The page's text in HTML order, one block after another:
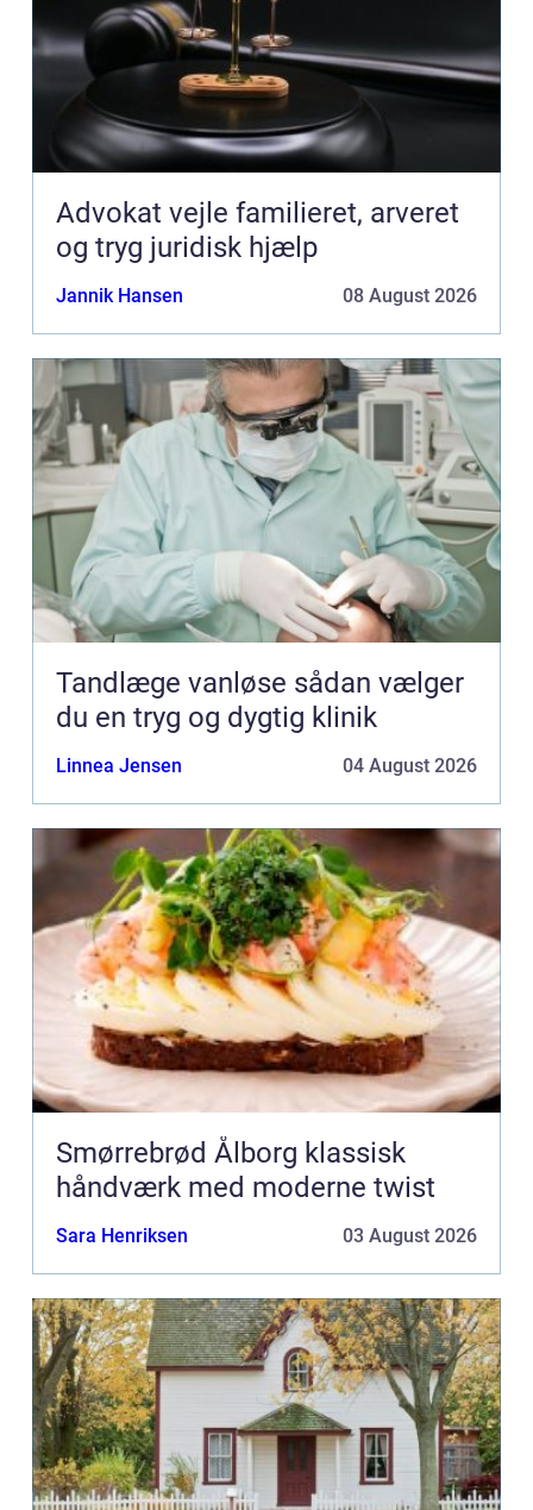
Advokat vejle familieret, arveret
og tryg juridisk hjælp
Jannik Hansen 08 August 2026
Tandlæge vanløse sådan vælger
du en tryg og dygtig klinik
Linnea Jensen 04 August 2026
Smørrebrød Ålborg klassisk
håndværk med moderne twist
Sara Henriksen 03 August 2026